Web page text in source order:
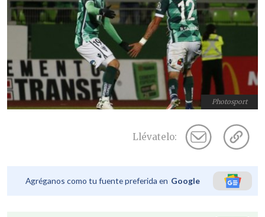
Photosport
Llévatelo:
Agréganos como tu fuente preferida en Google